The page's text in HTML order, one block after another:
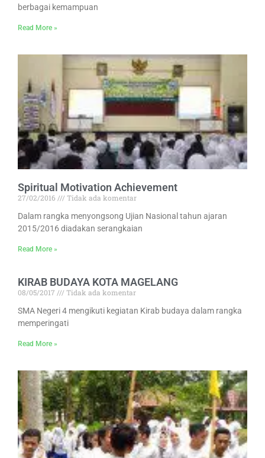
berbagai kemampuan
Read More »
Spiritual Motivation Achievement
27/02/2016
Tidak ada komentar
Dalam rangka menyongsong Ujian Nasional tahun ajaran
2015/2016 diadakan serangkaian
Read More »
KIRAB BUDAYA KOTA MAGELANG
08/05/2017
Tidak ada komentar
SMA Negeri 4 mengikuti kegiatan Kirab budaya dalam rangka
memperingati
Read More »